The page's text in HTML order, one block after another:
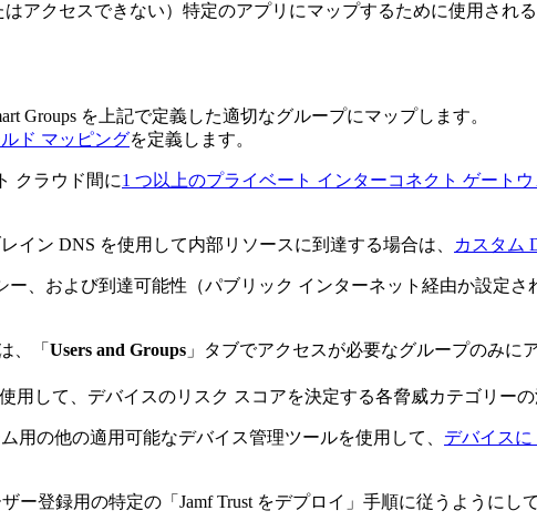
アクセスできない）特定のアプリにマップするために使用される
Groups を上記で定義した適切なグループにマップします。
ド マッピングを定義します。
クラウド間に1 つ以上のプライベート インターコネクト ゲート
イン DNS を使用して内部リソースに到達する場合は、 カスタム
、および到達可能性（パブリック インターネット経由か設定
、「 Users and Groups 」タブでアクセスが必要なグループのみに
用して、デバイスのリスク スコアを決定する各脅威カテゴリー
用の他の適用可能なデバイス管理ツールを使用して、 デバイスに
ー登録用の特定の「Jamf Trust をデプロイ」手順に従うようにし